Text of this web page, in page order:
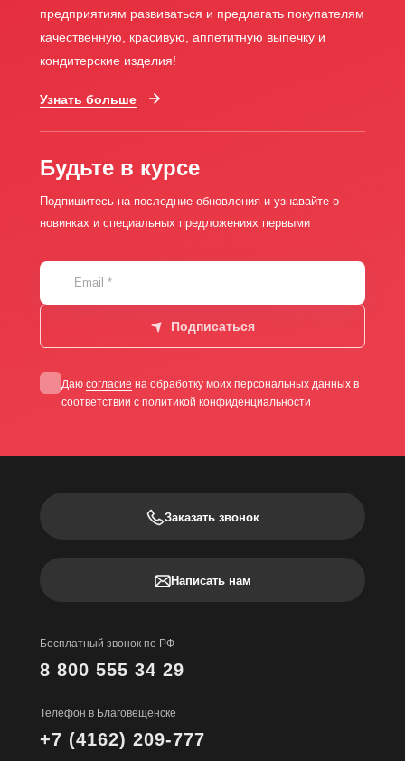
предприятиям развиваться и предлагать покупателям
качественную, красивую, аппетитную выпечку и
кондитерские изделия!
Узнать больше
Будьте в курсе
Подпишитесь на последние обновления и узнавайте о
новинках и специальных предложениях первыми
Email *
Подписаться
Даю согласие на обработку моих персональных данных в
соответствии с политикой конфиденциальности
Заказать звонок
Написать нам
Бесплатный звонок по РФ
8 800 555 34 29
Телефон в Благовещенске
+7 (4162) 209-777